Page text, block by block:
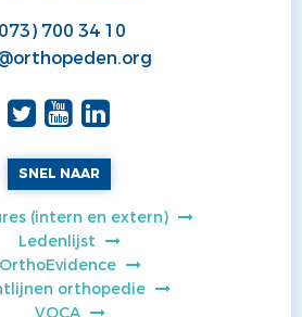
700 34 10
SNEL NAAR
(intern en extern)
Ledenlijst
OrthoEvidence
orthopedie
VOCA